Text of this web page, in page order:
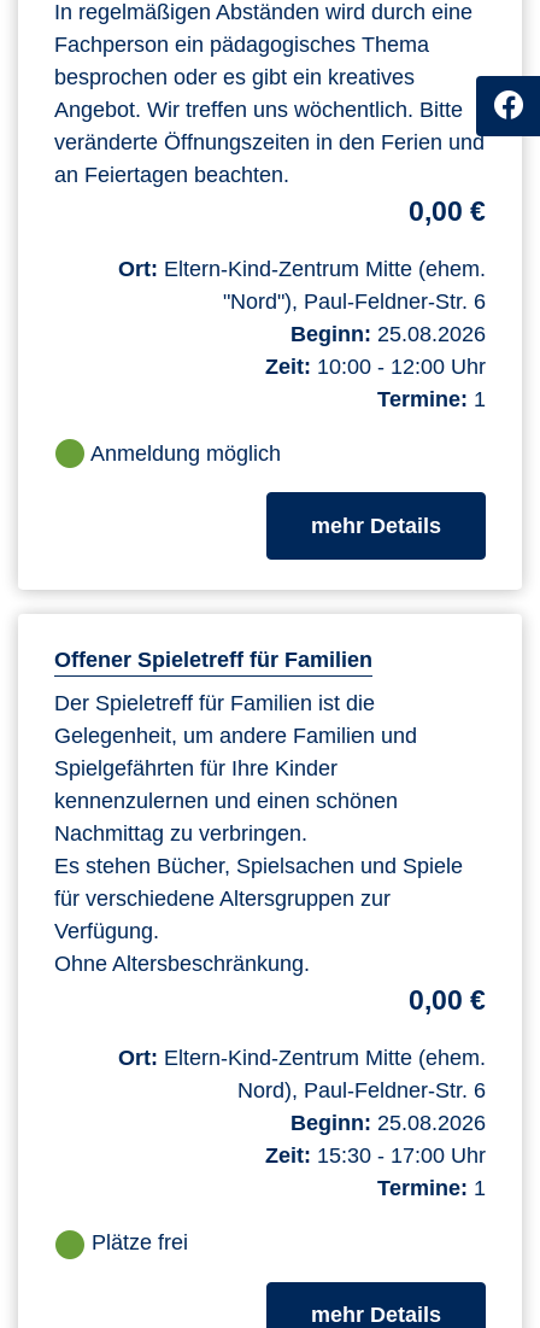
In regelmäßigen Abständen wird durch eine
Fachperson ein pädagogisches Thema
besprochen oder es gibt ein kreatives
Angebot. Wir treffen uns wöchentlich. Bitte
veränderte Öffnungszeiten in den Ferien und
an Feiertagen beachten.
0,00 €
Ort: Eltern-Kind-Zentrum Mitte (ehem.
"Nord"), Paul-Feldner-Str. 6
Beginn: 25.08.2026
Zeit: 10:00 - 12:00 Uhr
Termine: 1
Anmeldung möglich
mehr Detailszum
Offener Spieletreff für Familien
Der Spieletreff für Familien ist die
Gelegenheit, um andere Familien und
Spielgefährten für Ihre Kinder
kennenzulernen und einen schönen
Nachmittag zu verbringen.
Es stehen Bücher, Spielsachen und Spiele
für verschiedene Altersgruppen zur
Verfügung.
Ohne Altersbeschränkung.
0,00 €
Ort: Eltern-Kind-Zentrum Mitte (ehem.
Nord), Paul-Feldner-Str. 6
Beginn: 25.08.2026
Zeit: 15:30 - 17:00 Uhr
Termine: 1
Plätze frei
mehr Detailszum